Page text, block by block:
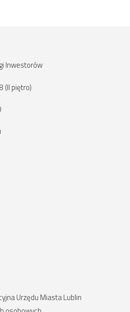
Inwestorów
(II piętro)
Urzędu Miasta Lublin